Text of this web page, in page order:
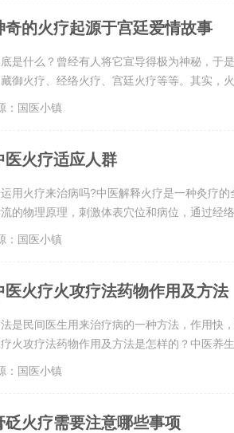
奇的火疗起源于宫廷爱情故事
是什么？曾经有人将它宣导得极为神秘，于
御火疗、经络火疗、宫廷火疗等等。其实，火
：国医小镇
医火疗适应人群
用火疗来治病吗?中医解释火疗是一种灸疗
的物理原理，刺激体表穴位和病位，通过经络
：国医小镇
医火疗火攻疗法药物作用及方法
是民间医生用来治疗病的一种方法，作用快
火攻疗法药物作用及方法是怎样的？中医养生
：国医小镇
砭火疗需要注意哪些事项